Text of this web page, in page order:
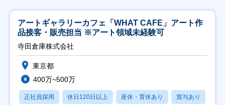
アートギャラリーカフェ「WHAT CAFE」アート作
品接客・販売担当 ※アート領域未経験可
寺田倉庫株式会社
東京都
400万~500万
正社員採用 休日120日以上 産休・育休あり 賞与あり